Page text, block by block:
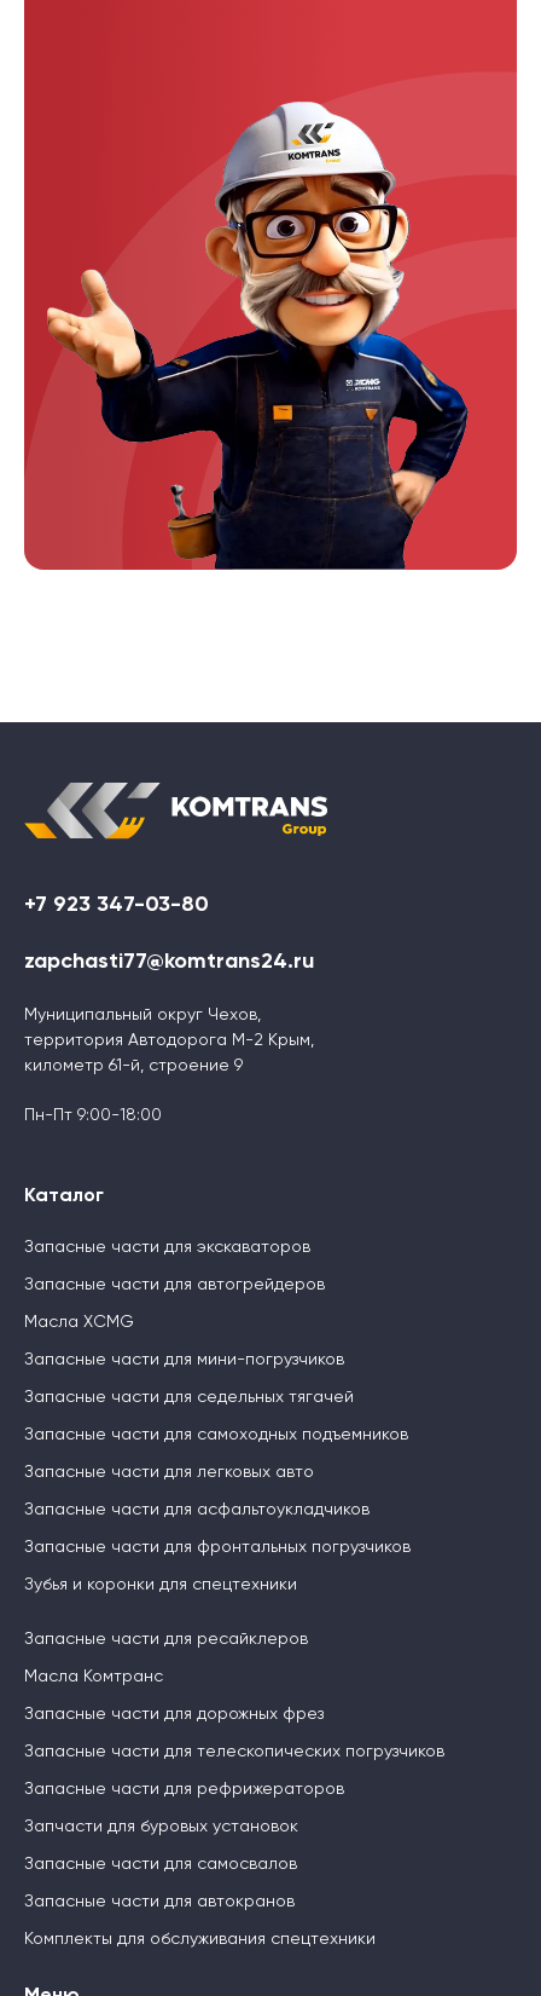
+7 923 347-03-80
zapchasti77@komtrans24.ru
Муниципальный округ Чехов,
территория Автодорога М-2 Крым,
километр 61-й, строение 9
Пн-Пт 9:00-18:00
Каталог
Запасные части для экскаваторов
Запасные части для автогрейдеров
Масла XCMG
Запасные части для мини-погрузчиков
Запасные части для седельных тягачей
Запасные части для самоходных подъемников
Запасные части для легковых авто
Запасные части для асфальтоукладчиков
Запасные части для фронтальных погрузчиков
Зубья и коронки для спецтехники
Запасные части для ресайклеров
Масла Комтранс
Запасные части для дорожных фрез
Запасные части для телескопических погрузчиков
Запасные части для рефрижераторов
Запчасти для буровых установок
Запасные части для самосвалов
Запасные части для автокранов
Комплекты для обслуживания спецтехники